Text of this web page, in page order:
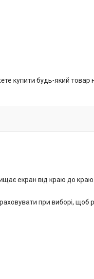
купити будь-який
екран від краю до краю.
при виборі, щоб